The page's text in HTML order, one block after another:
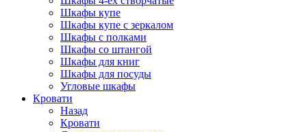
Шкафы купе
Шкафы купе с зеркалом
Шкафы с полками
Шкафы со штангой
Шкафы для книг
Шкафы для посуды
Угловые шкафы
Кровати
Назад
Кровати